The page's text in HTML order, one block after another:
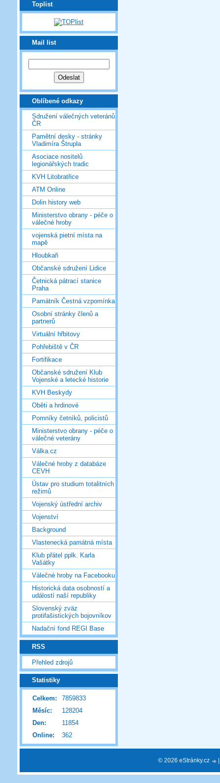
Toplist
Mail list
Oblíbené odkazy
Sdružení válečných veteránů
ČR
Pamětní desky - stránky
Vladimíra Štrupla
Asociace nositelů
legionářských tradic
KVH Litobratřice
ATM Online
Dolin history web
Ministerstvo obrany - péče o
válečné hroby
vojenská pietní místa na
mapě
Hloubkaři
Občanské sdružení Lidice
Četnická pátrací stanice
Praha
Památník Čestná vzpomínka
Osobní stránky členů a
partnerů
Virtuální hřbitovy
Pohřebiště v ČR
Fortifikace
Občanské sdružení Klub
Vojenské a letecké historie
KVH Beskydy
Oběti a hrdinové
Pomníky četníků, policistů
Ministerstvo obrany - péče o
válečné veterány
Válka.cz
Válečné hroby z databáze
CEVH
Ústav pro studium totalitních
režimů
Vojenský ústřední archiv
Vojenství
Background
Vlastenecká památná místa
Klub přátel pplk. Karla
Vašátky
Válečné hroby na Facebooku
Historická data osobností a
událostí naší republiky
Slovenský zväz
protifašistických bojovníkov
Nadační fond REGI Base
RSS
Přehled zdrojů
Statistiky
Online: 362
Celkem:
7859833
Měsíc:
128204
Den:
11854
© 2026 eStránky.cz